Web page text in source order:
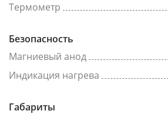
Термометр
Безопасность
Магниевый анод
Индикация нагрева
Габариты